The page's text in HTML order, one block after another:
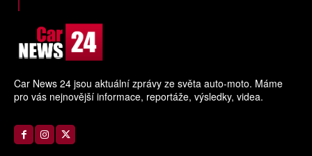
Car News 24 jsou aktuální zprávy ze světa auto-moto. Máme
pro vás nejnovější informace, reportáže, výsledky, videa.